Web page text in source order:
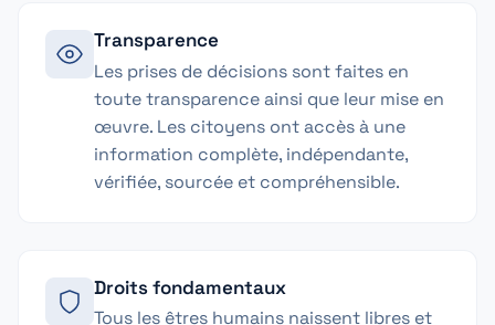
Transparence
Les prises de décisions sont faites en
toute transparence ainsi que leur mise en
œuvre. Les citoyens ont accès à une
information complète, indépendante,
vérifiée, sourcée et compréhensible.
Droits fondamentaux
Tous les êtres humains naissent libres et